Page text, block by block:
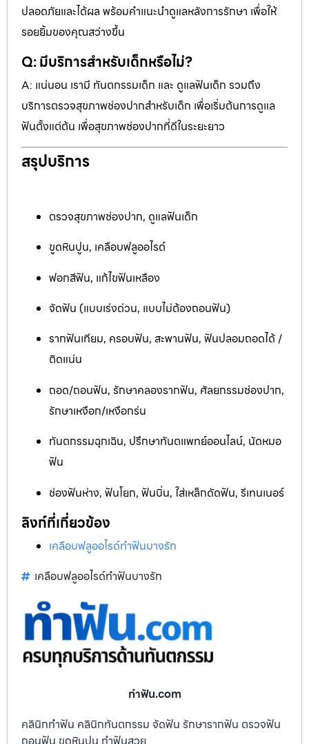
ปลอดภัยและได้ผล พร้อมคำแนะนำดูแลหลังการรักษา เพื่อให้
รอยยิ้มของคุณสว่างขึ้น
Q: มีบริการสำหรับเด็กหรือไม่?
A: แน่นอน เรามี ทันตกรรมเด็ก และ ดูแลฟันเด็ก รวมถึง
บริการตรวจสุขภาพช่องปากสำหรับเด็ก เพื่อเริ่มต้นการดูแล
ฟันตั้งแต่ต้น เพื่อสุขภาพช่องปากที่ดีในระยะยาว
สรุปบริการ
ตรวจสุขภาพช่องปาก, ดูแลฟันเด็ก
ขูดหินปูน, เคลือบฟลูออไรด์
ฟอกสีฟัน, แก้ไขฟันเหลือง
จัดฟัน (แบบเร่งด่วน, แบบไม่ต้องถอนฟัน)
รากฟันเทียม, ครอบฟัน, สะพานฟัน, ฟันปลอมถอดได้ /
ติดแน่น
ถอด/ถอนฟัน, รักษาคลองรากฟัน, ศัลยกรรมช่องปาก,
รักษาเหงือก/เหงือกร่น
ทันตกรรมฉุกเฉิน, ปรึกษาทันตแพทย์ออนไลน์, นัดหมอ
ฟัน
ช่องฟันห่าง, ฟันโยก, ฟันบิ่น, ใส่เหล็กดัดฟัน, รีเทนเนอร์
ลิงก์ที่เกี่ยวข้อง
เคลือบฟลูออไรด์ทำฟันบางรัก
เคลือบฟลูออไรด์ทำฟันบางรัก
ทําฟัน.com
คลินิกทำฟัน คลินิกทันตกรรม จัดฟัน รักษารากฟัน ตรวจฟัน